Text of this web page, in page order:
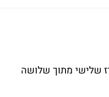
6 דרומה. מדובר במכרז שלישי מתוך שלושה